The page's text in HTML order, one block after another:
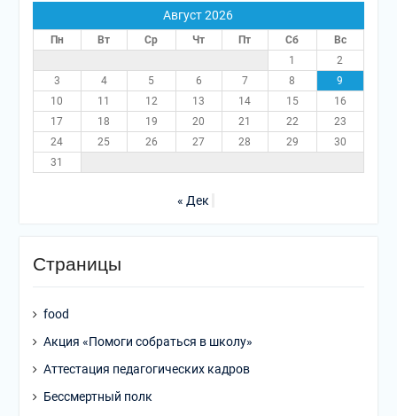
Август 2026
Пн Вт Ср Чт Пт Сб
Вс
1
2
3
4 5 6 7 8
9
10
11 12 13 14 15
16
17
18 19 20 21 22
23
24
25 26 27 28 29
30
31
« Дек
Страницы
food
Акция «Помоги собраться в школу»
Аттестация педагогических кадров
Бессмертный полк